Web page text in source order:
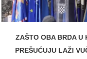
ZAŠTO OBA BRDA U
PREŠUĆUJU LAŽI